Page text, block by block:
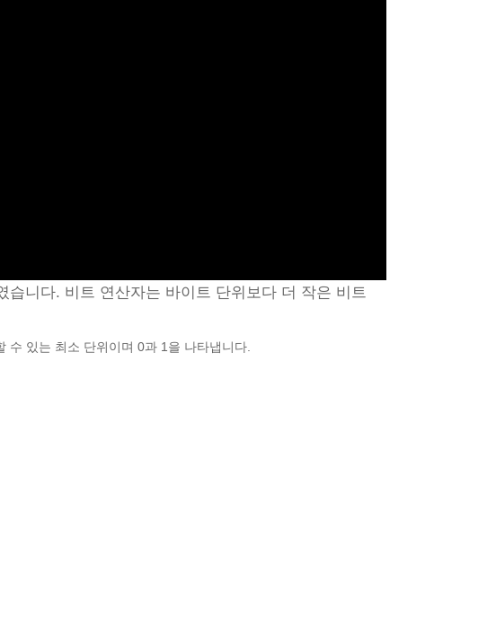
니다. 비트 연산자는 바이트 단위보다 더 작은 비트
수 있는 최소 단위이며 0과 1을 나타냅니다.